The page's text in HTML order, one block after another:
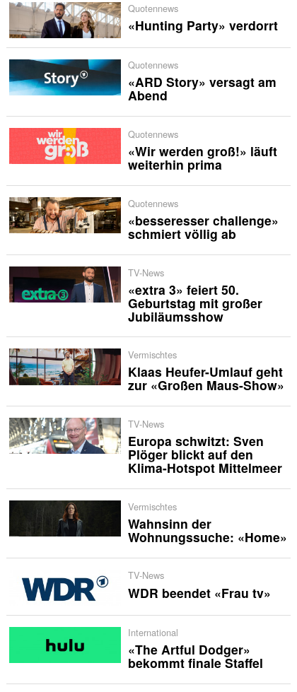
Quotennews
«Hunting Party» verdorrt
Quotennews
«ARD Story» versagt am
Abend
Quotennews
«Wir werden groß!» läuft
weiterhin prima
Quotennews
«besseresser challenge»
schmiert völlig ab
TV-News
«extra 3» feiert 50.
Geburtstag mit großer
Jubiläumsshow
Vermischtes
Klaas Heufer-Umlauf geht
zur «Großen Maus-Show»
TV-News
Europa schwitzt: Sven
Plöger blickt auf den
Klima-Hotspot Mittelmeer
Vermischtes
Wahnsinn der
Wohnungssuche: «Home»
TV-News
WDR beendet «Frau tv»
International
«The Artful Dodger»
bekommt finale Staffel